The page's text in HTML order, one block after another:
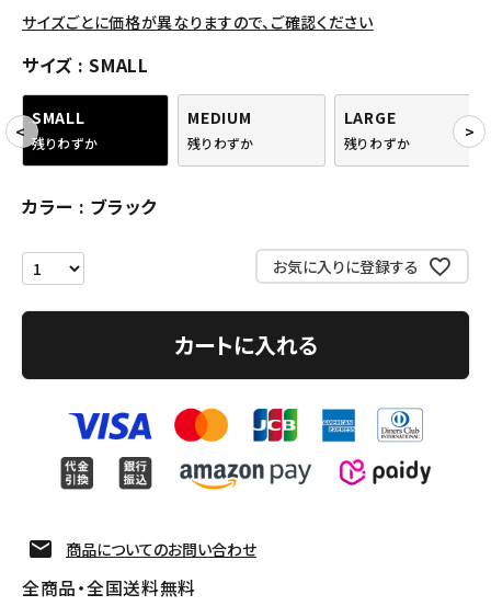
ACCOUNT MENU
meeting_room 会員登録
サイズごとに価格が異なりますので、ご確認ください
サイズ SMALL
SMALL
残りわずか
MEDIUM
残りわずか
LARGE
残りわずか
カラー ブラック
お気に入りに登録する
カートに入れる
商品についてのお問い合わせ
全商品・全国送料無料